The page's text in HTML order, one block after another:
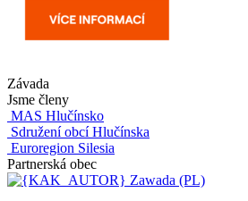
Závada
Jsme členy
MAS Hlučínsko
Sdružení obcí Hlučínska
Euroregion Silesia
Partnerská obec
Zawada (PL)